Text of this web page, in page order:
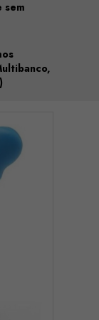
sem